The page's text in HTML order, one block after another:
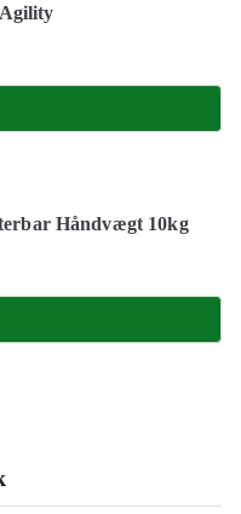
Håndvægt 10kg